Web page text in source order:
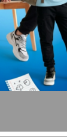
Хит
108р